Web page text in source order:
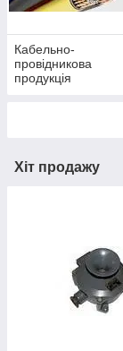
Кабельно-
провідникова
продукція
Хіт продажу